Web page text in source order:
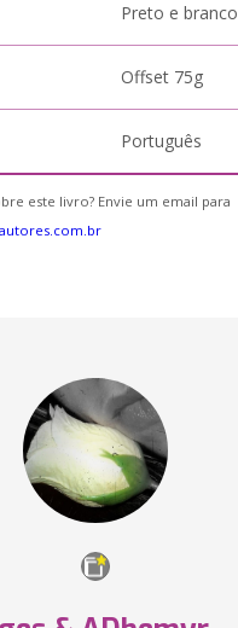
Preto e branco
Offset 75g
Português
este livro? Envie um email para